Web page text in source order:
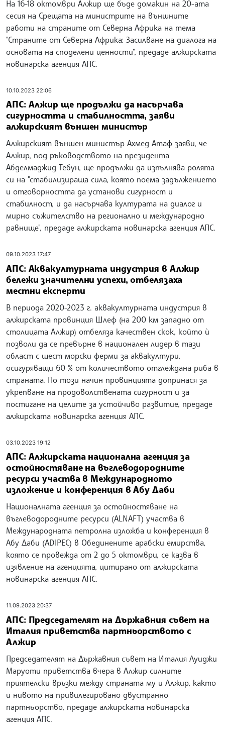
На 16-18 октомври Алжир ще бъде домакин на 20-ата
сесия на Срещата на министрите на външните
работи на страните от Северна Африка на тема
"Страните от Северна Африка: Засилване на диалога на
основата на споделени ценности", предаде алжирската
новинарска агенция АПС.
10.10.2023 22:06
АПС: Алжир ще продължи да насърчава
сигурността и стабилността, заяви
алжирският външен министър
Алжирският външен министър Ахмед Атаф заяви, че
Алжир, под ръководството на президента
Абделмаджид Тебун, ще продължи да изпълнява ролята
си на "стабилизираща сила, която поема задължението
и отговорността да установи сигурност и
стабилност, и да насърчава културата на диалог и
мирно съжителство на регионално и международно
равнище", предаде алжирската новинарска агенция АПС.
09.10.2023 17:47
АПС: Аквакултурната индустрия в Алжир
бележи значителни успехи, отбелязаха
местни експерти
В периода 2020-2023 г. аквакултурната индустрия в
алжирската провинция Шлеф (на 200 км западно от
столицата Алжир) отбеляза качествен скок, който ѝ
позволи да се превърне в национален лидер в тази
област с шест морски ферми за аквакултури,
осигуряващи 60 % от количеството отглеждана риба в
страната. По този начин провинцията допринася за
укрепване на продоволствената сигурност и за
постигане на целите за устойчиво развитие, предаде
алжирската новинарска агенция АПС.
03.10.2023 19:12
АПС: Алжирската национална агенция за
остойностяване на въглеводородните
ресурси участва в Международното
изложение и конференция в Абу Даби
Националната агенция за остойностяване на
въглеводородните ресурси (ALNAFT) участва в
Международната петролна изложба и конференция в
Абу Даби (ADIPEC) в Обединените арабски емирства,
която се провежда от 2 до 5 октомври, се казва в
изявление на агенцията, цитирано от алжирската
новинарска агенция АПС.
11.09.2023 20:37
АПС: Председателят на Държавния съвет на
Италия приветства партньорството с
Алжир
Председателят на Държавния съвет на Италия Луиджи
Маруоти приветства вчера в Алжир силните
приятелски връзки между страната му и Алжир, както
и нивото на привилегировано двустранно
партньорство, предаде алжирската новинарска
агенция АПС.